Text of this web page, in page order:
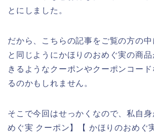
とにしました。
だから、こちらの記事をご覧の方の
と同じようにかほりのおめぐ実の商
きるようなクーポンやクーポンコー
るのかもしれません。
そこで今回はせっかくなので、私自
めぐ実 クーポン】【 かほりのおめぐ